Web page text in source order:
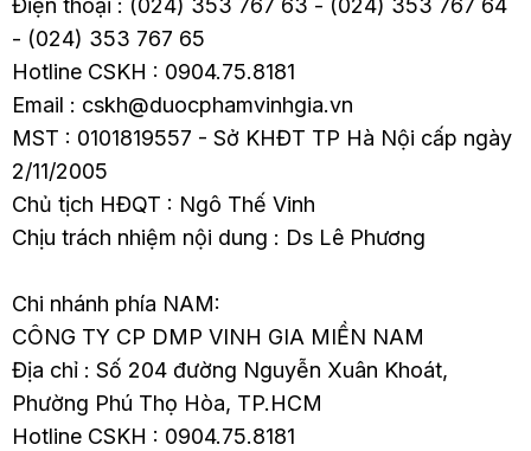
- (024) 353 767 65
Hotline CSKH : 0904.75.8181
Email : cskh@duocphamvinhgia.vn
MST : 0101819557 - Sở KHĐT TP Hà Nội cấp ngày
2/11/2005
Chủ tịch HĐQT : Ngô Thế Vinh
Chịu trách nhiệm nội dung : Ds Lê Phương
Chi nhánh phía NAM:
CÔNG TY CP DMP VINH GIA MIỀN NAM
Địa chỉ : Số 204 đường Nguyễn Xuân Khoát,
Phường Phú Thọ Hòa, TP.HCM
Hotline CSKH : 0904.75.8181